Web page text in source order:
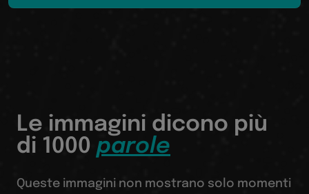
Le immagini dicono più
di 1000 parole
Queste immagini non mostrano solo momenti